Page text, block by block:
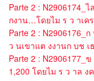
Parte 2 : N2906174_
กงาน…โดยไม ร ว าเค
Parte 2 : N2906176_
ว นเขาแต งงานก บช เ
Parte 2 : N2906177_
1,200 โดยไม ร ว าล